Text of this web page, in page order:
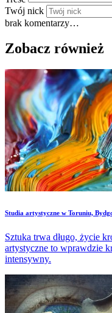
Twój nick
brak komentarzy…
Zobacz również
Studia artystyczne w Toruniu,
Sztuka trwa długo, życie
artystyczne to wprawdzie
intensywny.